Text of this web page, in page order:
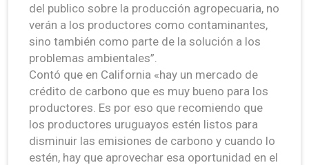
del publico sobre la producción agropecuaria, no
verán a los productores como contaminantes,
sino también como parte de la solución a los
problemas ambientales”.
Contó que en California «hay un mercado de
crédito de carbono que es muy bueno para los
productores. Es por eso que recomiendo que
los productores uruguayos estén listos para
disminuir las emisiones de carbono y cuando lo
estén, hay que aprovechar esa oportunidad en el